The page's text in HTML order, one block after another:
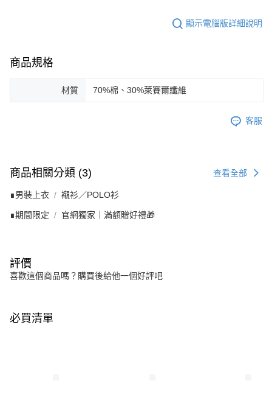
顯示電腦版詳細說明
商品規格
材質 70%棉、30%萊賽爾纖維
客服
商品相關分類 (3) 查看全部
∎男裝上衣 襯衫／POLO衫
∎期間限定 官網獨家｜滿額贈好禮🎁
評價
喜歡這個商品嗎？購買後給他一個好評吧
必買清單